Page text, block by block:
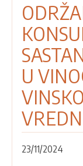
U
23/11/2024